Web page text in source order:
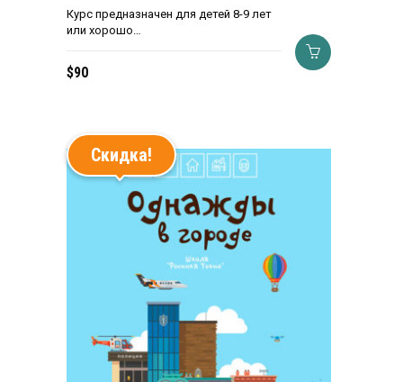
Курс предназначен для детей 8-9 лет
или хорошо…
$90
Скидка!